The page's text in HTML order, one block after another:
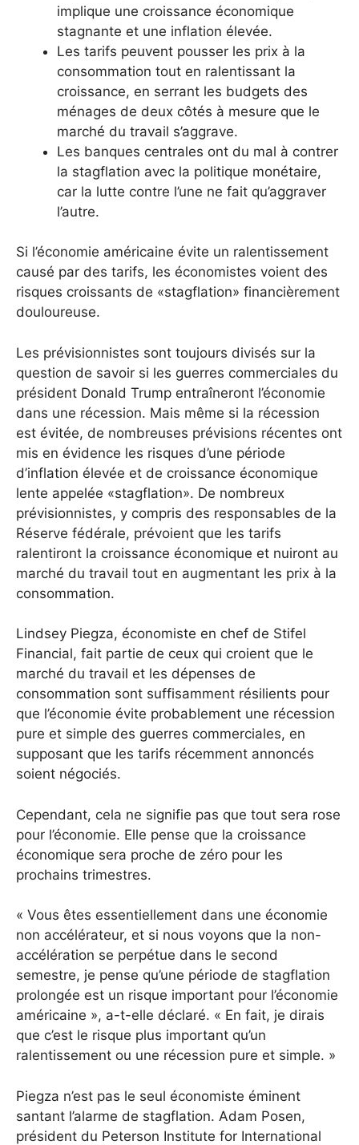
implique une croissance économique
stagnante et une inflation élevée.
Les tarifs peuvent pousser les prix à la
consommation tout en ralentissant la
croissance, en serrant les budgets des
ménages de deux côtés à mesure que le
marché du travail s’aggrave.
Les banques centrales ont du mal à contrer
la stagflation avec la politique monétaire,
car la lutte contre l’une ne fait qu’aggraver
l’autre.
Si l’économie américaine évite un ralentissement
causé par des tarifs, les économistes voient des
risques croissants de «stagflation» financièrement
douloureuse.
Les prévisionnistes sont toujours divisés sur la
question de savoir si les guerres commerciales du
président Donald Trump entraîneront l’économie
dans une récession. Mais même si la récession
est évitée, de nombreuses prévisions récentes ont
mis en évidence les risques d’une période
d’inflation élevée et de croissance économique
lente appelée «stagflation». De nombreux
prévisionnistes, y compris des responsables de la
Réserve fédérale, prévoient que les tarifs
ralentiront la croissance économique et nuiront au
marché du travail tout en augmentant les prix à la
consommation.
Lindsey Piegza, économiste en chef de Stifel
Financial, fait partie de ceux qui croient que le
marché du travail et les dépenses de
consommation sont suffisamment résilients pour
que l’économie évite probablement une récession
pure et simple des guerres commerciales, en
supposant que les tarifs récemment annoncés
soient négociés.
Cependant, cela ne signifie pas que tout sera rose
pour l’économie. Elle pense que la croissance
économique sera proche de zéro pour les
prochains trimestres.
« Vous êtes essentiellement dans une économie
non accélérateur, et si nous voyons que la non-
accélération se perpétue dans le second
semestre, je pense qu’une période de stagflation
prolongée est un risque important pour l’économie
américaine », a-t-elle déclaré. « En fait, je dirais
que c’est le risque plus important qu’un
ralentissement ou une récession pure et simple. »
Piegza n’est pas le seul économiste éminent
santant l’alarme de stagflation. Adam Posen,
président du Peterson Institute for International